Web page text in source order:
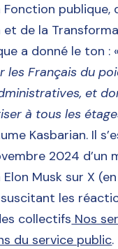
publique,
de la
a donné le ton :
les Français du
et
à tous les
Kasbarian. Il
2024 d’un
Musk sur X
les
collectifs Nos
du service public.